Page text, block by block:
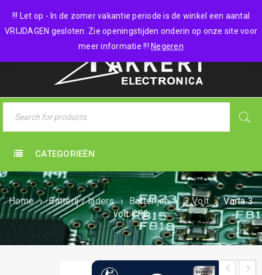
!!! Let op - In de zomer vakantie periode is de winkel een aantal
VRIJDAGEN gesloten. Zie openingstijden onderin op onze site voor
meer informatie !!! Negeren
0 items - €0,00
CATEGORIEËN
Home › Batterij / laders › Batterijen › 3 Volt › Varta 3
volt CR2